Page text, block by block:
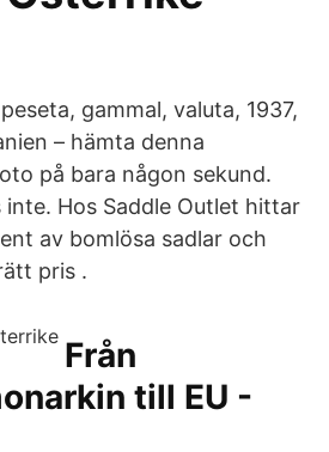
gammal, valuta, 1937,
– hämta denna
på bara någon sekund.
inte. Hos Saddle Outlet hittar
av bomlösa sadlar och
pris .
Från
till EU -